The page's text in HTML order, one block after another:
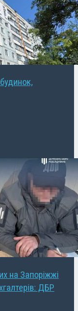
на Запоріжжі
ДБР